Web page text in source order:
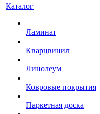
Каталог
Ламинат
Кварцвинил
Линолеум
Ковровые покрытия
Паркетная доска